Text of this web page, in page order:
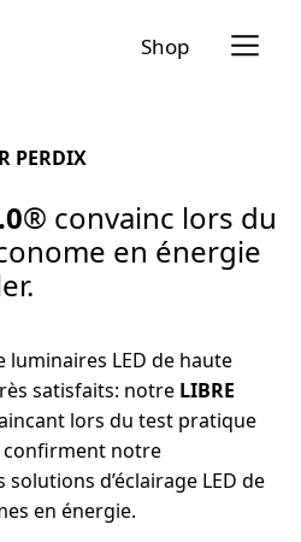
Shop Menü
PERDIX
® convainc lors du
en énergie
LED de haute
satisfaits: notre LIBRE
lors du test pratique
confirment notre
d’éclairage LED de
en énergie.